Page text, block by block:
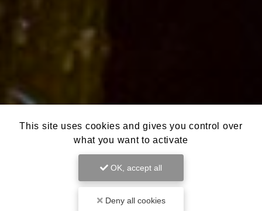
This site uses cookies and gives you control over
what you want to activate
OK, accept all
Deny all cookies